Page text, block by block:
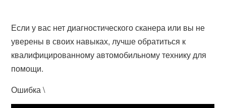
Если у вас нет диагностического сканера или вы не
уверены в своих навыках, лучше обратиться к
квалифицированному автомобильному технику для
помощи.
Ошибка \